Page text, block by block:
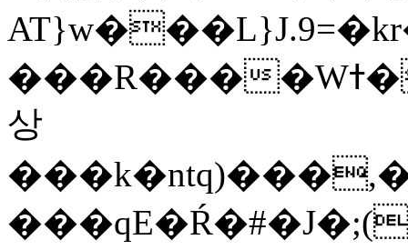
���R����Wߙ���o�O���ӯ��������?
상